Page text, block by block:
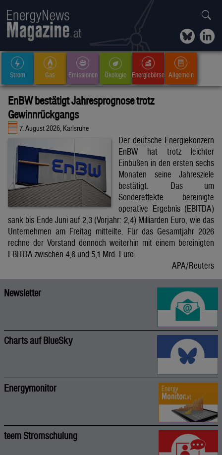
Strom Gas Emissionen Ökologie Energiebörse Allgemein
EnBW bestätigt Jahresprognose trotz
Gewinnrückgangs
7. August 2026, Karlsruhe
Der deutsche Energiekonzern
EnBW hat trotz leichter
Einbußen in den ersten sechs
Monaten seine Jahresziele
bestätigt. Das um
Sondereffekte bereinigte
operative Ergebnis (EBITDA)
sank bis Ende Juni auf 2,3 (Vorjahr: 2,4) Milliarden Euro, wie das
Unternehmen am Freitag mitteilte. Für das Gesamtjahr 2026
rechne der Vorstand dennoch weiterhin mit einem bereinigten
EBITDA zwischen 4,6 und 5,1 Mrd. Euro.
APA/Reuters
Newsletter
Charts auf BlueSky
Energymonitor
teem Stromschulung